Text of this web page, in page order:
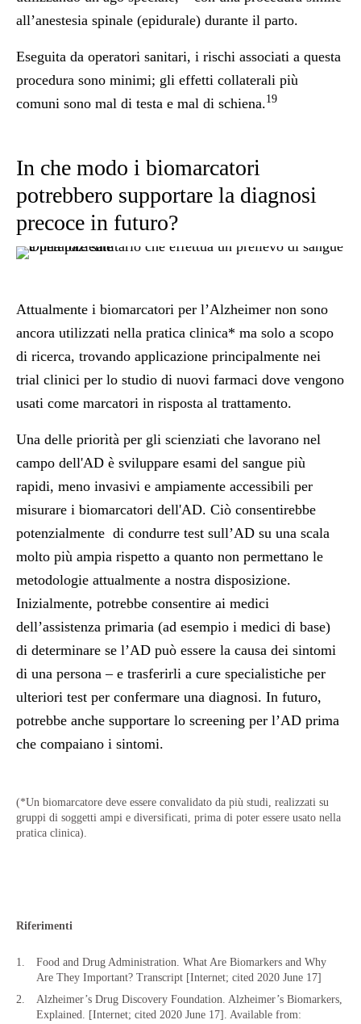
all’anestesia spinale (epidurale) durante il parto.
Eseguita da operatori sanitari, i rischi associati a questa
procedura sono minimi; gli effetti collaterali più
comuni sono mal di testa e mal di schiena.19
In che modo i biomarcatori
potrebbero supportare la diagnosi
precoce in futuro?
Attualmente i biomarcatori per l’Alzheimer non sono
ancora utilizzati nella pratica clinica* ma solo a scopo
di ricerca, trovando applicazione principalmente nei
trial clinici per lo studio di nuovi farmaci dove vengono
usati come marcatori in risposta al trattamento.
Una delle priorità per gli scienziati che lavorano nel
campo dell'AD è sviluppare esami del sangue più
rapidi, meno invasivi e ampiamente accessibili per
misurare i biomarcatori dell'AD. Ciò consentirebbe
potenzialmente di condurre test sull’AD su una scala
molto più ampia rispetto a quanto non permettano le
metodologie attualmente a nostra disposizione.
Inizialmente, potrebbe consentire ai medici
dell’assistenza primaria (ad esempio i medici di base)
di determinare se l’AD può essere la causa dei sintomi
di una persona – e trasferirli a cure specialistiche per
ulteriori test per confermare una diagnosi. In futuro,
potrebbe anche supportare lo screening per l’AD prima
che compaiano i sintomi.
(*Un biomarcatore deve essere convalidato da più studi, realizzati su
gruppi di soggetti ampi e diversificati, prima di poter essere usato nella
pratica clinica).
Riferimenti
Food and Drug Administration. What Are Biomarkers and Why
Are They Important? Transcript [Internet; cited 2020 June 17]
Alzheimer’s Drug Discovery Foundation. Alzheimer’s Biomarkers,
Explained. [Internet; cited 2020 June 17]. Available from: